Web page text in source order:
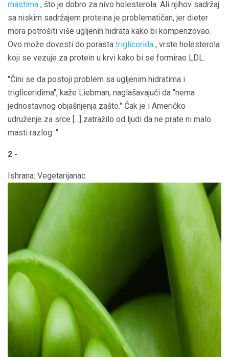
mastima , što je dobro za nivo holesterola. Ali njihov sadržaj
sa niskim sadržajem proteina je problematičan, jer dieter
mora potrošiti više ugljenih hidrata kako bi kompenzovao.
Ovo može dovesti do porasta triglicerida , vrste holesterola
koji se vezuje za protein u krvi kako bi se formirao LDL.
"Čini se da postoji problem sa ugljenim hidratima i
trigliceridima", kaže Liebman, naglašavajući da "nema
jednostavnog objašnjenja zašto." Čak je i Američko
udruženje za srce [...] zatražilo od ljudi da ne prate ni malo
masti razlog. "
2 -
Ishrana: Vegetarijanac